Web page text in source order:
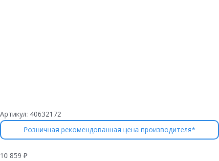
Артикул: 40632172
Розничная рекомендованная цена производителя*
10 859 ₽